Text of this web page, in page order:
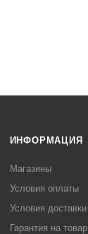
ИНФОРМАЦИЯ
Магазины
Условия оплаты
Условия доставки
Гарантия на товар